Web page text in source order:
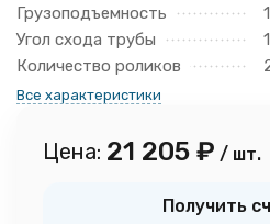
Грузоподъемность
Угол схода трубы
Количество роликов
Все характеристики
Цена: 21 205 ₽ / шт.
Получить